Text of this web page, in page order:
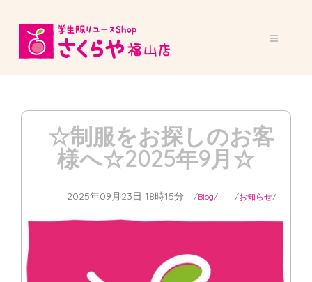
☆制服をお探しのお客
様へ☆2025年9月☆
2025年09月23日 18時15分 Blog お知らせ